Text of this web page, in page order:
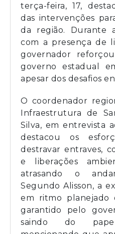
terça-feira, 17,
das intervenções
da região. Durante
com a presença de
governador
governo estadual
apesar dos desafios
O coordenador
Infraestrutura de
Silva, em entrevista
destacou os
destravar entraves,
e liberações
atrasando o
Segundo Alisson, a
em ritmo planejado
garantido pelo
saindo do